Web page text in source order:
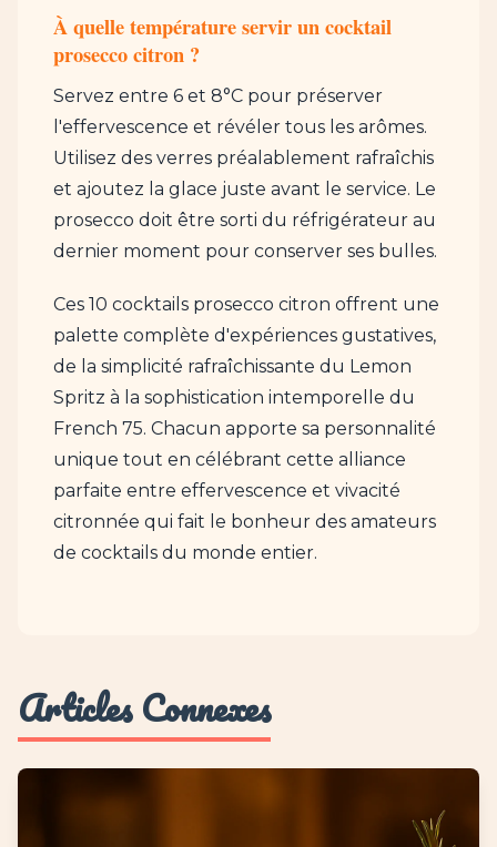
À quelle température servir un cocktail
prosecco citron ?
Servez entre 6 et 8°C pour préserver
l'effervescence et révéler tous les arômes.
Utilisez des verres préalablement rafraîchis
et ajoutez la glace juste avant le service. Le
prosecco doit être sorti du réfrigérateur au
dernier moment pour conserver ses bulles.
Ces 10 cocktails prosecco citron offrent une
palette complète d'expériences gustatives,
de la simplicité rafraîchissante du Lemon
Spritz à la sophistication intemporelle du
French 75. Chacun apporte sa personnalité
unique tout en célébrant cette alliance
parfaite entre effervescence et vivacité
citronnée qui fait le bonheur des amateurs
de cocktails du monde entier.
Articles Connexes